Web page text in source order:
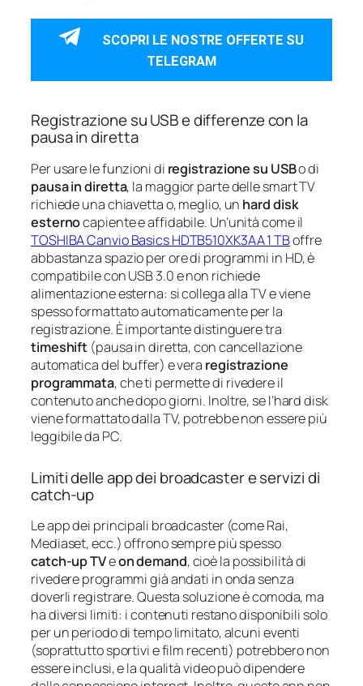
SCOPRI LE NOSTRE OFFERTE SU
TELEGRAM
Registrazione su USB e differenze con la
pausa in diretta
Per usare le funzioni di registrazione su USBo di
pausa in diretta, la maggior parte delle smart TV
richiede una chiavetta o, meglio, un hard disk
esternocapiente e affidabile. Un’unità come il
TOSHIBA Canvio Basics HDTB510XK3AA 1 TBoffre
abbastanza spazio per ore di programmi in HD, è
compatibile con USB 3.0 e non richiede
alimentazione esterna: si collega alla TV e viene
spesso formattato automaticamente per la
registrazione. È importante distinguere tra
timeshift (pausa in diretta, con cancellazione
automatica del buffer) e vera registrazione
programmata, che ti permette di rivedere il
contenuto anche dopo giorni. Inoltre, se l’hard disk
viene formattato dalla TV, potrebbe non essere più
leggibile da PC.
Limiti delle app dei broadcaster e servizi di
catch‑up
Le app dei principali broadcaster (come Rai,
Mediaset, ecc.) offrono sempre più spesso
catch‑up TVeon demand, cioè la possibilità di
rivedere programmi già andati in onda senza
doverli registrare. Questa soluzione è comoda, ma
ha diversi limiti: i contenuti restano disponibili solo
per un periodo di tempo limitato, alcuni eventi
(soprattutto sportivi e film recenti) potrebbero non
essere inclusi, e la qualità video può dipendere